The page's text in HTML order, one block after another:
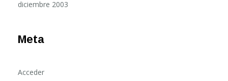
diciembre 2003
Meta
Acceder